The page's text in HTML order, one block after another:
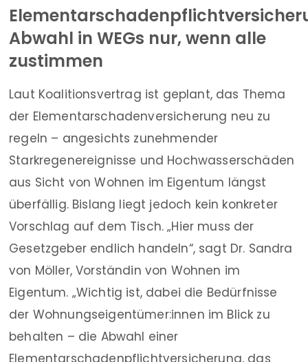
Abwahl in WEGs nur, wenn alle
zustimmen
Laut Koalitionsvertrag ist geplant, das Thema
der Elementarschadenversicherung neu zu
regeln – angesichts zunehmender
Starkregenereignisse und Hochwasserschäden
aus Sicht von Wohnen im Eigentum längst
überfällig. Bislang liegt jedoch kein konkreter
Vorschlag auf dem Tisch. „Hier muss der
Gesetzgeber endlich handeln“, sagt Dr. Sandra
von Möller, Vorständin von Wohnen im
Eigentum. „Wichtig ist, dabei die Bedürfnisse
der Wohnungseigentümer:innen im Blick zu
behalten – die Abwahl einer